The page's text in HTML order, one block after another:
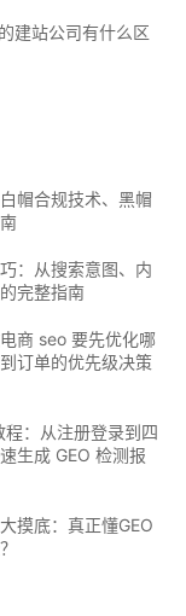
建站公司有什么区
帽合规技术、黑帽
：从搜索意图、内
完整指南
商 seo 要先优化哪
订单的优先级决策
：从注册登录到四
生成 GEO 检测报
摸底：真正懂GEO